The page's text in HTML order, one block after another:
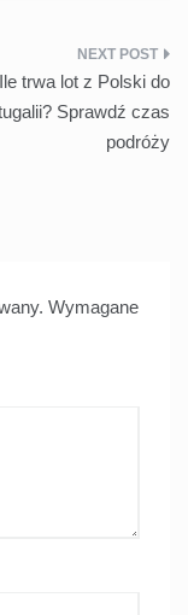
Ile trwa lot z Polski do
Sprawdź czas
podróży
Wymagane